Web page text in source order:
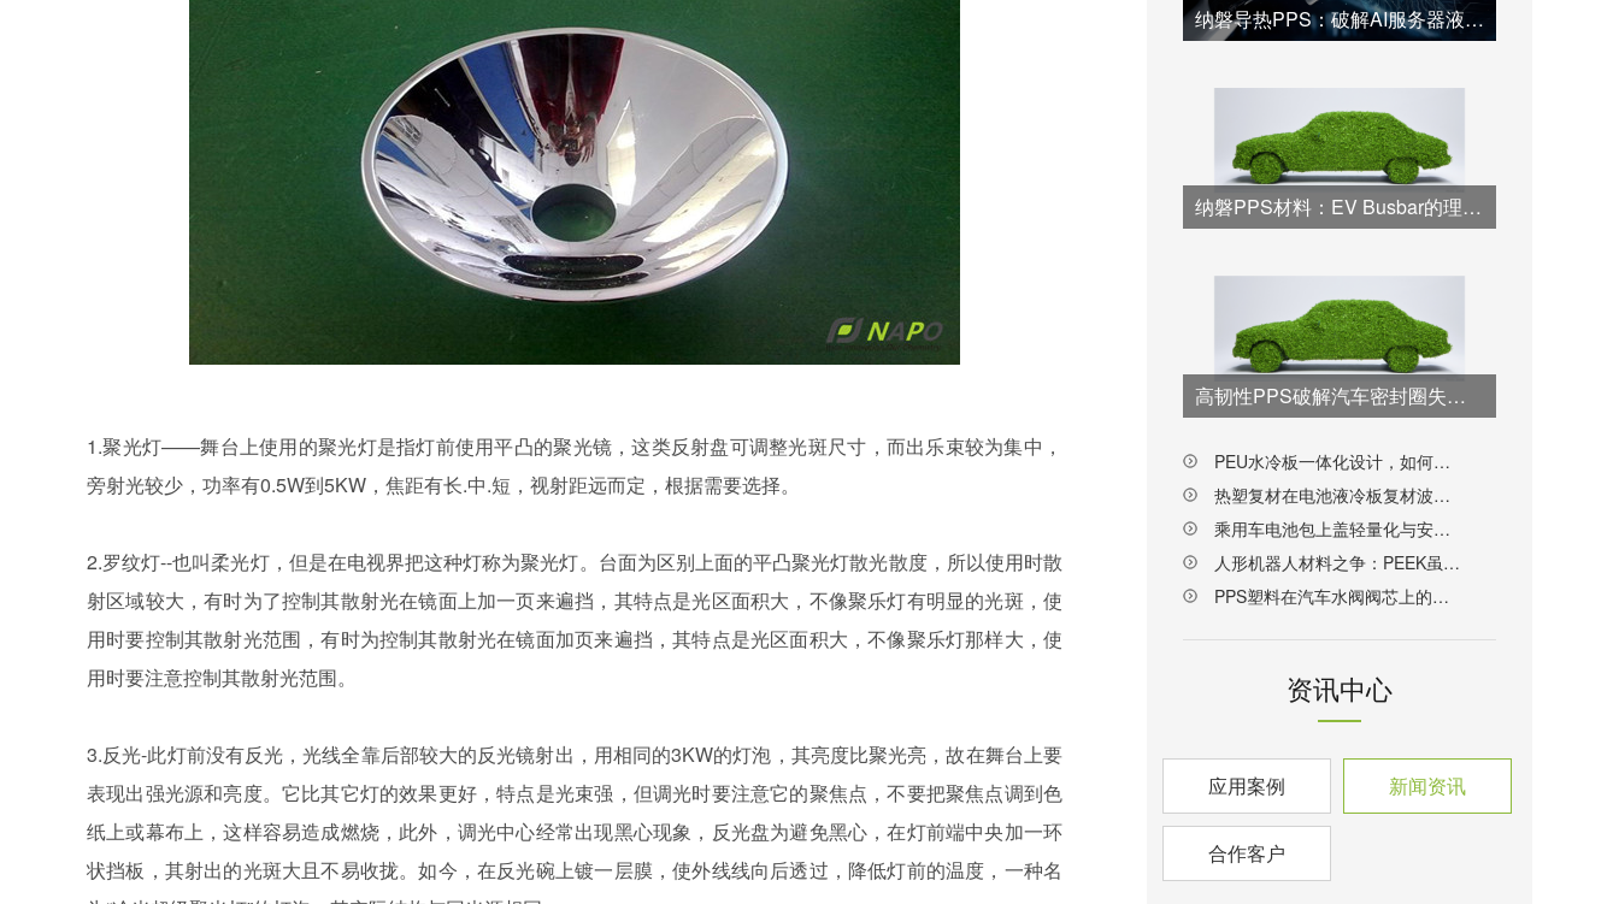
1.聚光灯——舞台上使用的聚光灯是指灯前使用平凸的聚光镜，这类反射盘可调整光斑尺寸，而出乐束较为集中，
旁射光较少，功率有0.5W到5KW，焦距有长.中.短，视射距远而定，根据需要选择。
2.罗纹灯--也叫柔光灯，但是在电视界把这种灯称为聚光灯。台面为区别上面的平凸聚光灯散光散度，所以使用时散
射区域较大，有时为了控制其散射光在镜面上加一页来遍挡，其特点是光区面积大，不像聚乐灯有明显的光斑，使
用时要控制其散射光范围，有时为控制其散射光在镜面加页来遍挡，其特点是光区面积大，不像聚乐灯那样大，使
用时要注意控制其散射光范围。
3.反光-此灯前没有反光，光线全靠后部较大的反光镜射出，用相同的3KW的灯泡，其亮度比聚光亮，故在舞台上要
表现出强光源和亮度。它比其它灯的效果更好，特点是光束强，但调光时要注意它的聚焦点，不要把聚焦点调到色
纸上或幕布上，这样容易造成燃烧，此外，调光中心经常出现黑心现象，反光盘为避免黑心，在灯前端中央加一环
状挡板，其射出的光斑大且不易收拢。如今，在反光碗上镀一层膜，使外线线向后透过，降低灯前的温度，一种名
纳磐导热PPS：破解AI服务器液冷散热材料难题的新方案
纳磐PPS材料：EV Busbar的理想解决方案
高韧性PPS破解汽车密封圈失效难题
PEU水冷板一体化设计，如何帮主机厂降本又增效？
热塑复材在电池液冷板复材波浪板的创新应用
乘用车电池包上盖轻量化与安全如何兼顾？
人形机器人材料之争：PEEK虽好，用对才是关键
PPS塑料在汽车水阀阀芯上的创新应用
资讯中心
应用案例 新闻资讯
合作客户